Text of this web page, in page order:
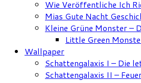
Wie Veröffentliche Ich
Mias Gute Nacht
Kleine Grüne Monster –
Little Green
Wallpaper
Schattengalaxis I – Die
Schattengalaxis II –